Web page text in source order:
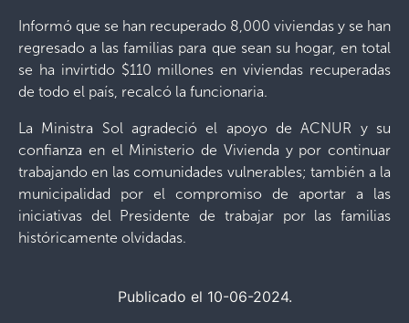
Informó que se han recuperado 8,000 viviendas y se han
regresado a las familias para que sean su hogar, en total
se ha invirtido $110 millones en viviendas recuperadas
de todo el país, recalcó la funcionaria.
La Ministra Sol agradeció el apoyo de ACNUR y su
confianza en el Ministerio de Vivienda y por continuar
trabajando en las comunidades vulnerables; también a la
municipalidad por el compromiso de aportar a las
iniciativas del Presidente de trabajar por las familias
históricamente olvidadas.
Publicado el 10-06-2024.